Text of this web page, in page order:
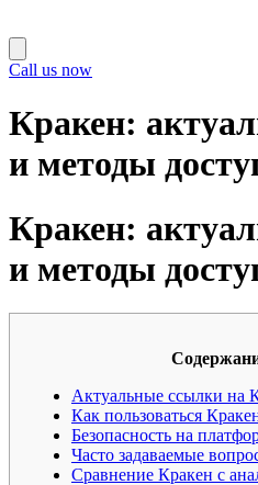
Call us now
Кракен:
и методы
Кракен:
и методы
Актуальные ссылки на
Как пользоваться
Безопасность на
Часто задаваемые
Сравнение Кракен с